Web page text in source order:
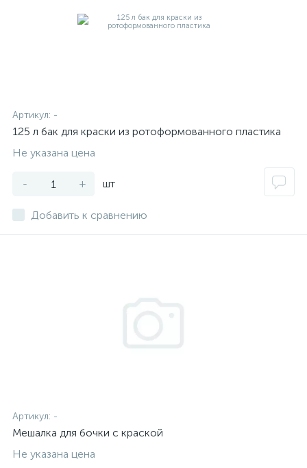
Артикул: -
125 л бак для краски из ротоформованного пластика
Не указана цена
- + шт
Добавить к сравнению
Артикул: -
Мешалка для бочки с краской
Не указана цена